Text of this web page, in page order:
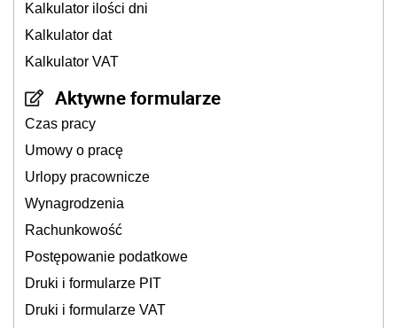
Kalkulator ilości dni
Kalkulator dat
Kalkulator VAT
Aktywne formularze
Czas pracy
Umowy o pracę
Urlopy pracownicze
Wynagrodzenia
Rachunkowość
Postępowanie podatkowe
Druki i formularze PIT
Druki i formularze VAT